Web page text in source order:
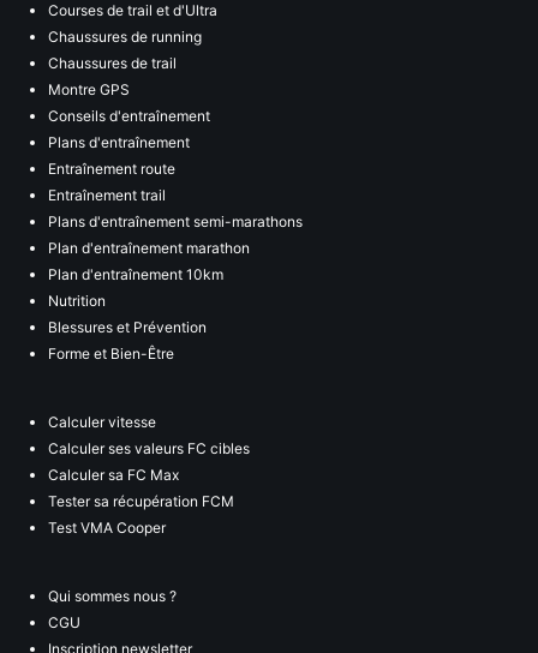
Courses de trail et d'Ultra
Chaussures de running
Chaussures de trail
Montre GPS
Conseils d'entraînement
Plans d'entraînement
Entraînement route
Entraînement trail
Plans d'entraînement semi-marathons
Plan d'entraînement marathon
Plan d'entraînement 10km
Nutrition
Blessures et Prévention
Forme et Bien-Être
Calculer vitesse
Calculer ses valeurs FC cibles
Calculer sa FC Max
Tester sa récupération FCM
Test VMA Cooper
Qui sommes nous ?
CGU
Inscription newsletter